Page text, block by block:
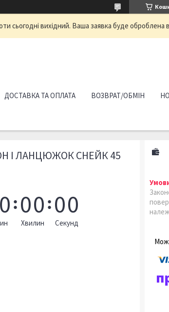
сьогодні вихідний. Ваша заявка буде
ДОСТАВКА ТА ОПЛАТА ВОЗВРАТ/ОБМІН
І ЛАНЦЮЖОК СНЕЙК 45
0 00
Хвилин
00
Секунд